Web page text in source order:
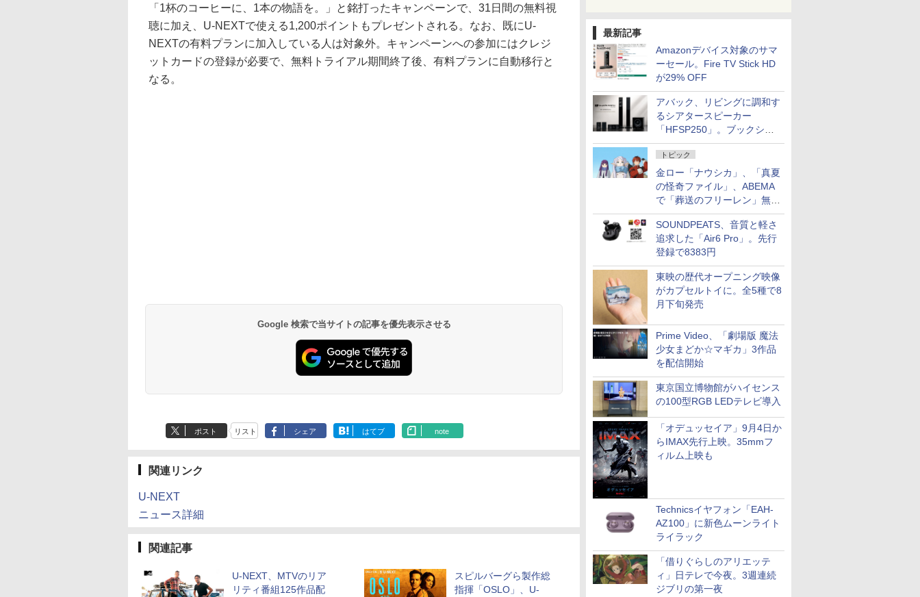
最新記事
Amazonデバイス対象のサマ
ーセール。Fire TV Stick HD
が29% OFF
アバック、リビングに調和す
るシアタースピーカー
「HFSP250」。ブックシェ
ルフはペア3万円以下
トピック
金ロー「ナウシカ」、「真夏
の怪奇ファイル」、ABEMA
で「葬送のフリーレン」無料
配信など。夏の特番・配信情
報
SOUNDPEATS、音質と軽さ
追求した「Air6 Pro」。先行
登録で8383円
東映の歴代オープニング映像
がカプセルトイに。全5種で8
月下旬発売
Prime Video、「劇場版 魔法
少女まどか☆マギカ」3作品
を配信開始
東京国立博物館がハイセンス
の100型RGB LEDテレビ導入
「オデュッセイア」9月4日か
らIMAX先行上映。35mmフ
ィルム上映も
Technicsイヤフォン「EAH-
AZ100」に新色ムーンライト
ライラック
「借りぐらしのアリエッテ
ィ」日テレで今夜。3週連続
ジブリの第一夜
「1杯のコーヒーに、1本の物語を。」と銘打ったキャンペーンで、31日間の無料視
聴に加え、U-NEXTで使える1,200ポイントもプレゼントされる。なお、既にU-
NEXTの有料プランに加入している人は対象外。キャンペーンへの参加にはクレジ
ットカードの登録が必要で、無料トライアル期間終了後、有料プランに自動移行と
なる。
Google 検索で当サイトの記事を優先表示させる
ポスト リスト シェア はてブ note
関連リンク
U-NEXT
ニュース詳細
関連記事
U-NEXT、MTVのリア
リティ番組125作品配
スピルバーグら製作総
指揮「OSLO」、U-